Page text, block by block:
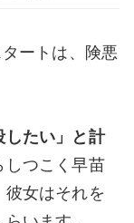
ートは、険悪
したい」と計
しつこく早苗
彼女はそれを